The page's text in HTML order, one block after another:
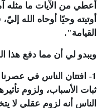
أعطي من الآيات ما مثله
أوتيته وحيًا أوحاه الله
القيامة".
ويبدو لي أن مما دفع هذا
1- افتتان الناس في عصرنا
ثبات الأسباب، ولزوم
الناس أنه لزوم عقلي لا